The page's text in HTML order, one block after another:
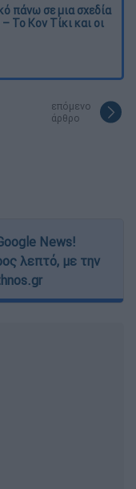
πάνω σε μια σχεδία
Το Κον Τίκι και οι
επόμενο
άρθρο
News!
λεπτό, με την